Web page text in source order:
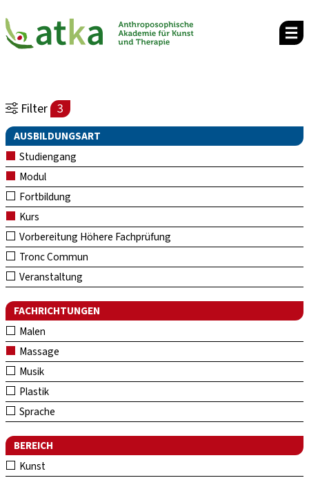
Filter 3
AUSBILDUNGSART
Studiengang
Modul
Fortbildung
Kurs
Vorbereitung Höhere Fachprüfung
Tronc Commun
Veranstaltung
FACHRICHTUNGEN
Malen
Massage
Musik
Plastik
Sprache
BEREICH
Kunst